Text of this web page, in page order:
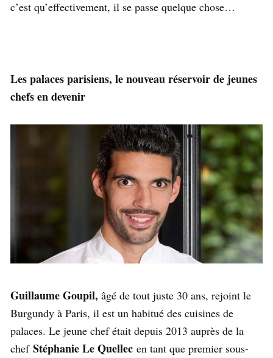
c’est qu’effectivement, il se passe quelque chose…
Les palaces parisiens, le nouveau réservoir de jeunes
chefs en devenir
Guillaume Goupil, âgé de tout juste 30 ans, rejoint le
Burgundy à Paris, il est un habitué des cuisines de
palaces. Le jeune chef était depuis 2013 auprès de la
chef Stéphanie Le Quellec en tant que premier sous-